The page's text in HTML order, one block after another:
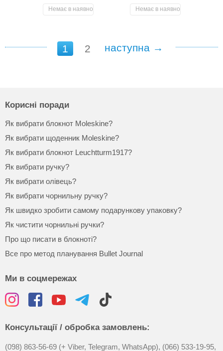
Немає в наявності Немає в наявності
1 2 наступна →
Корисні поради
Як вибрати блокнот Moleskine?
Як вибрати щоденник Moleskine?
Як вибрати блокнот Leuchtturm1917?
Як вибрати ручку?
Як вибрати олівець?
Як вибрати чорнильну ручку?
Як швидко зробити самому подарункову упаковку?
Як чистити чорнильні ручки?
Про що писати в блокноті?
Все про метод планування Bullet Journal
Ми в соцмережах
Консультації / обробка замовлень:
(098) 863-56-69 (+ Viber, Telegram, WhatsApp), (066) 533-19-95,